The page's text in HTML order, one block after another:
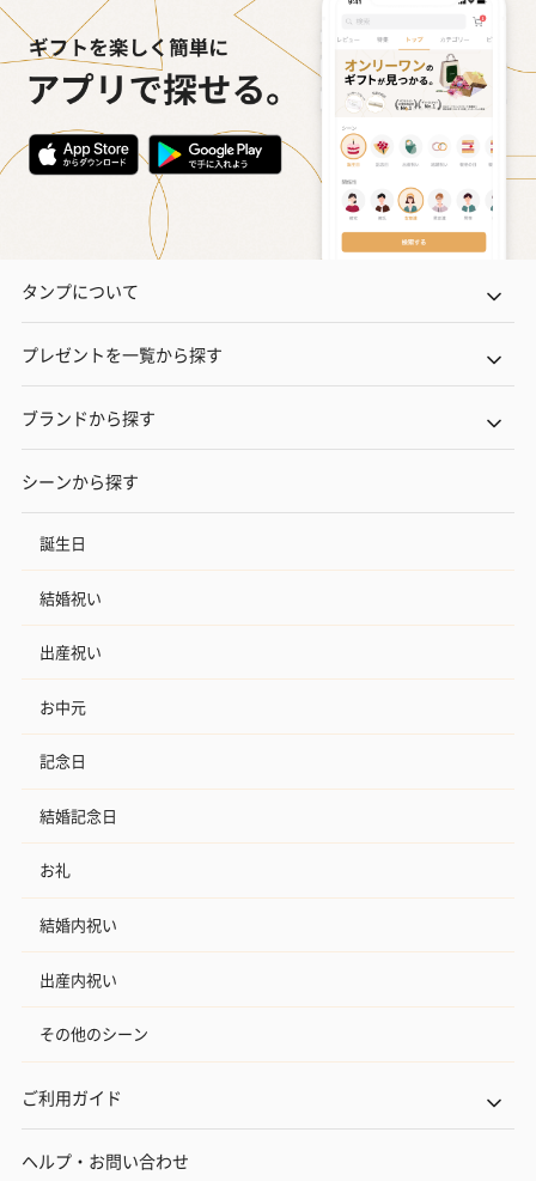
タンプについて
プレゼントを一覧から探す
ブランドから探す
シーンから探す
誕生日
結婚祝い
出産祝い
お中元
記念日
結婚記念日
お礼
結婚内祝い
出産内祝い
その他のシーン
ご利用ガイド
ヘルプ・お問い合わせ